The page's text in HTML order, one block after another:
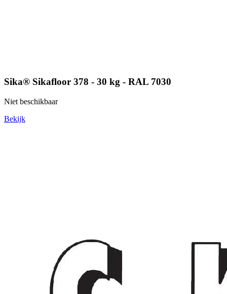
Sika® Sikafloor 378 - 30 kg - RAL 7030
Niet beschikbaar
Bekijk